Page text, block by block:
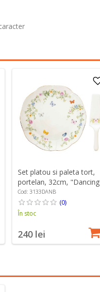
Set platou si paleta tort,
portelan, 32cm, "Dancing
Butterflies" - Easy Life
Cod: 3133DANB
(0)
În stoc
240 lei